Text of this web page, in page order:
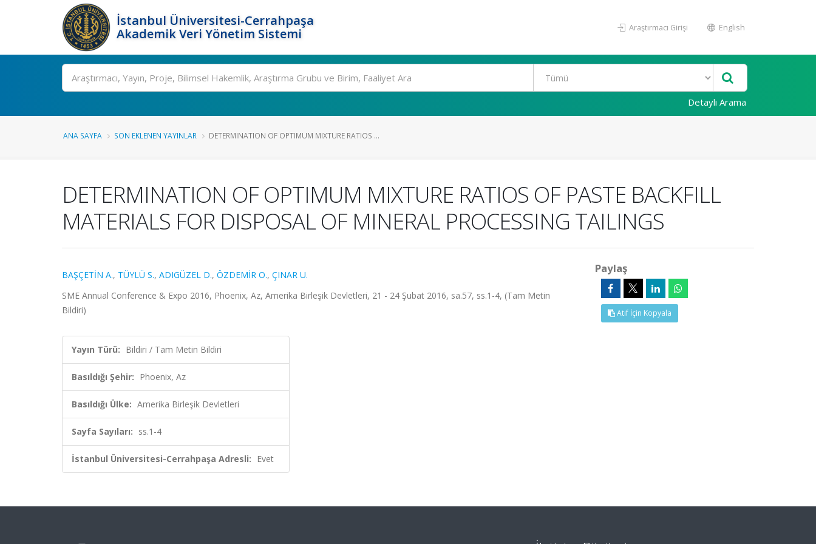
İstanbul Üniversitesi-Cerrahpaşa
Akademik Veri Yönetim Sistemi
Araştırmacı Girişi English
Ara
Detaylı Arama
ANA SAYFA SON EKLENEN YAYINLAR DETERMINATION OF OPTIMUM MIXTURE RATIOS ...
DETERMINATION OF OPTIMUM MIXTURE RATIOS OF PASTE BACKFILL
MATERIALS FOR DISPOSAL OF MINERAL PROCESSING TAILINGS
BAŞÇETİN A., TÜYLÜ S., ADIGÜZEL D., ÖZDEMİR O., ÇINAR U.
SME Annual Conference & Expo 2016, Phoenix, Az, Amerika Birleşik Devletleri, 21 - 24 Şubat 2016, sa.57, ss.1-4, (Tam Metin
Bildiri)
Yayın Türü: Bildiri / Tam Metin Bildiri
Basıldığı Şehir: Phoenix, Az
Basıldığı Ülke: Amerika Birleşik Devletleri
Sayfa Sayıları: ss.1-4
İstanbul Üniversitesi-Cerrahpaşa Adresli: Evet
Paylaş
Atıf İçin Kopyala